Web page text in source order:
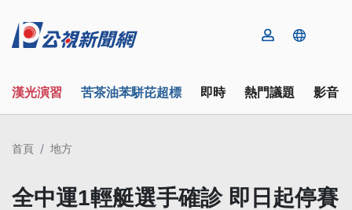
漢光演習 苦茶油苯駢芘超標 即時 熱門議題 影音
首頁 地方
全中運1輕艇選手確診 即日起停賽